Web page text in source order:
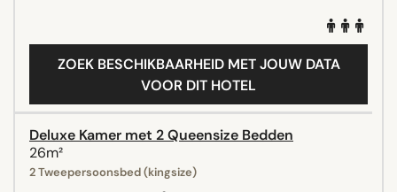
ZOEK BESCHIKBAARHEID MET JOUW DATA
VOOR DIT HOTEL
Deluxe Kamer met 2 Queensize Bedden
26m²
2 Tweepersoonsbed (kingsize)